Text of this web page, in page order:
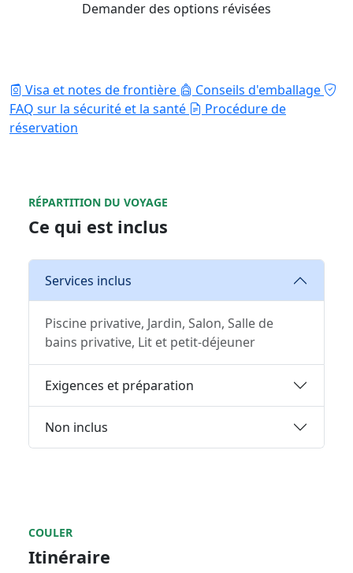
Demander des options révisées
Visa et notes de frontière
Conseils d'emballage
FAQ sur la sécurité et la santé
Procédure de
réservation
RÉPARTITION DU VOYAGE
Ce qui est inclus
Services inclus
Piscine privative, Jardin, Salon, Salle de
bains privative, Lit et petit-déjeuner
Exigences et préparation
Non inclus
COULER
Itinéraire